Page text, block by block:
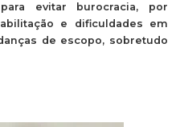
evitar burocracia, por
e dificuldades em
de escopo, sobretudo